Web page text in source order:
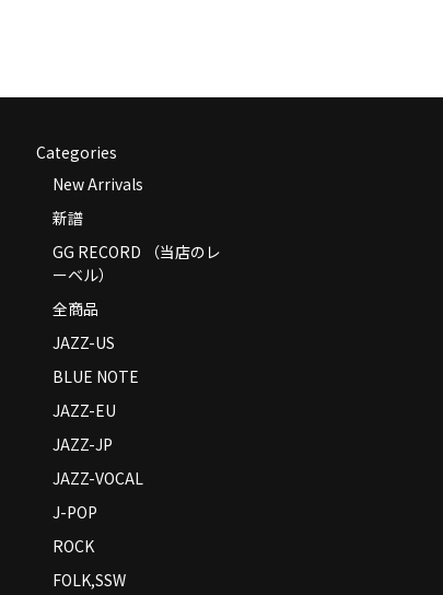
Categories
New Arrivals
新譜
GG RECORD （当店のレ
ーベル）
全商品
JAZZ-US
BLUE NOTE
JAZZ-EU
JAZZ-JP
JAZZ-VOCAL
J-POP
ROCK
FOLK,SSW